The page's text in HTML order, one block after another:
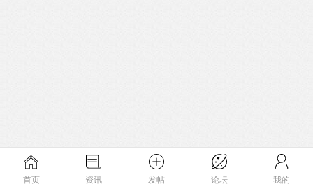
首页 资讯 发帖 论坛 我的